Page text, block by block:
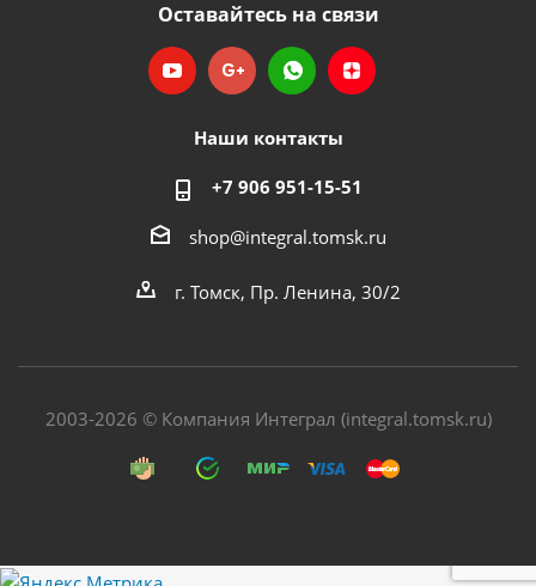
Оставайтесь на связи
Наши контакты
+7 906 951-15-51
shop@integral.tomsk.ru
г. Томск, Пр. Ленина, 30/2
2003-2026 © Компания Интеграл (integral.tomsk.ru)